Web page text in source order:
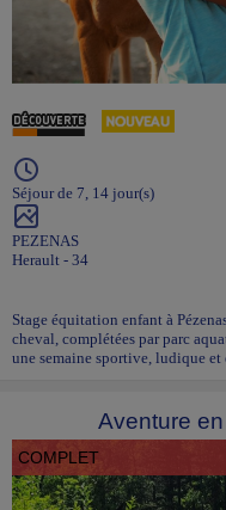
Séjour de 7, 14 jour(s)
PEZENAS
Herault - 34
Stage équitation enfant à
cheval, complétées par parc
une semaine sportive, ludique
Aventure
COMPLET